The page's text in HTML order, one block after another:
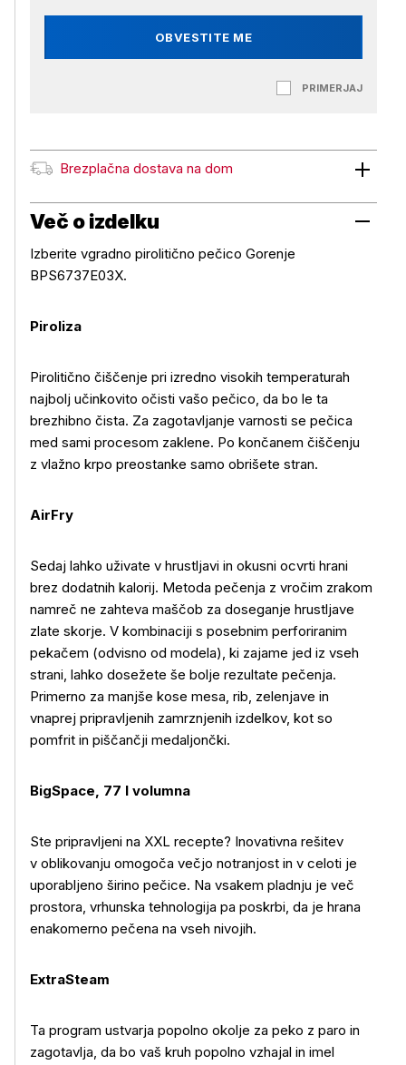
OBVESTITE ME
PRIMERJAJ
Brezplačna dostava na dom
Brezplačna dostava na dom
Več o izdelku
Izberite vgradno pirolitično pečico Gorenje
BPS6737E03X.
Piroliza
Pirolitično čiščenje pri izredno visokih temperaturah
najbolj učinkovito očisti vašo pečico, da bo le ta
brezhibno čista. Za zagotavljanje varnosti se pečica
med sami procesom zaklene. Po končanem čiščenju
z vlažno krpo preostanke samo obrišete stran.
AirFry
Sedaj lahko uživate v hrustljavi in okusni ocvrti hrani
brez dodatnih kalorij. Metoda pečenja z vročim zrakom
namreč ne zahteva maščob za doseganje hrustljave
zlate skorje. V kombinaciji s posebnim perforiranim
pekačem (odvisno od modela), ki zajame jed iz vseh
strani, lahko dosežete še bolje rezultate pečenja.
Primerno za manjše kose mesa, rib, zelenjave in
vnaprej pripravljenih zamrznjenih izdelkov, kot so
pomfrit in piščančji medaljončki.
BigSpace, 77 l volumna
Ste pripravljeni na XXL recepte? Inovativna rešitev
v oblikovanju omogoča večjo notranjost in v celoti je
uporabljeno širino pečice. Na vsakem pladnju je več
prostora, vrhunska tehnologija pa poskrbi, da je hrana
enakomerno pečena na vseh nivojih.
ExtraSteam
Ta program ustvarja popolno okolje za peko z paro in
zagotavlja, da bo vaš kruh popolno vzhajal in imel